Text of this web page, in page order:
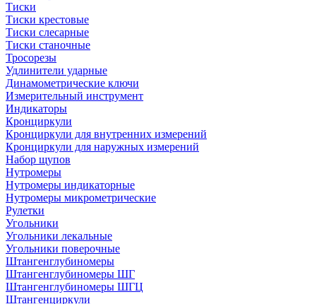
Тиски
Тиски крестовые
Тиски слесарные
Тиски станочные
Тросорезы
Удлинители ударные
Динамометрические ключи
Измерительный инструмент
Индикаторы
Кронциркули
Кронциркули для внутренних измерений
Кронциркули для наружных измерений
Набор щупов
Нутромеры
Нутромеры индикаторные
Нутромеры микрометрические
Рулетки
Угольники
Угольники лекальные
Угольники поверочные
Штангенглубиномеры
Штангенглубиномеры ШГ
Штангенглубиномеры ШГЦ
Штангенциркули